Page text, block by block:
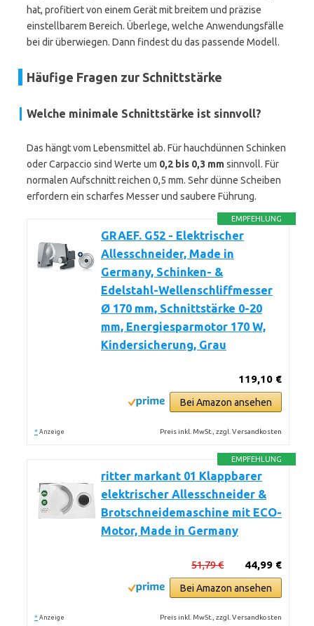
hat, profitiert von einem Gerät mit breitem und präzise
einstellbarem Bereich. Überlege, welche Anwendungsfälle
bei dir überwiegen. Dann findest du das passende Modell.
Häufige Fragen zur Schnittstärke
Welche minimale Schnittstärke ist sinnvoll?
Das hängt vom Lebensmittel ab. Für hauchdünnen Schinken
oder Carpaccio sind Werte um 0,2 bis 0,3 mmsinnvoll. Für
normalen Aufschnitt reichen 0,5 mm. Sehr dünne Scheiben
erfordern ein scharfes Messer und saubere Führung.
EMPFEHLUNG
GRAEF. G52 - Elektrischer
Allesschneider, Made in
Germany, Schinken- &
Edelstahl-Wellenschliffmesser
Ø 170 mm, Schnittstärke 0-20
mm, Energiesparmotor 170 W,
Kindersicherung, Grau
119,10 €
Bei Amazon ansehen
* Anzeige Preis inkl. MwSt., zzgl. Versandkosten
EMPFEHLUNG
ritter markant 01 Klappbarer
elektrischer Allesschneider &
Brotschneidemaschine mit ECO-
Motor, Made in Germany
44,99 €
51,79 €
Bei Amazon ansehen
* Anzeige Preis inkl. MwSt., zzgl. Versandkosten